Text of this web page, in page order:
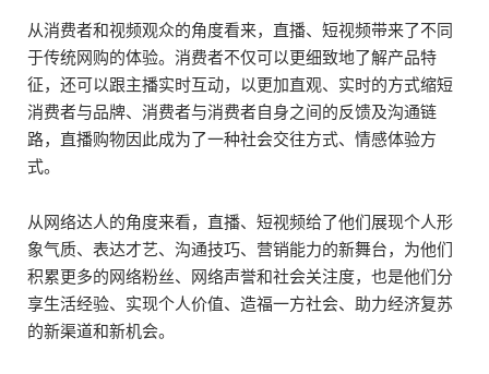
从消费者和视频观众的角度看来，直播、短视频带来了不同
于传统网购的体验。消费者不仅可以更细致地了解产品特
征，还可以跟主播实时互动，以更加直观、实时的方式缩短
消费者与品牌、消费者与消费者自身之间的反馈及沟通链
路，直播购物因此成为了一种社会交往方式、情感体验方
式。
从网络达人的角度来看，直播、短视频给了他们展现个人形
象气质、表达才艺、沟通技巧、营销能力的新舞台，为他们
积累更多的网络粉丝、网络声誉和社会关注度，也是他们分
享生活经验、实现个人价值、造福一方社会、助力经济复苏
的新渠道和新机会。